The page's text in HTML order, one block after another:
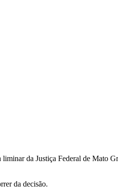
da Justiça Federal de Mato
da decisão.